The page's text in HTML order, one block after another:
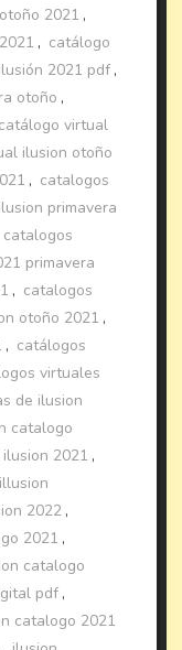
2021 ,
, catálogo
2021 pdf ,
otoño ,
catálogo virtual
ilusion otoño
, catalogos
primavera
catalogos
primavera
, catalogos
otoño 2021 ,
, catálogos
virtuales
de ilusion
catalogo
2021 ,
illusion
2022 ,
2021 ,
catalogo
pdf ,
catalogo 2021